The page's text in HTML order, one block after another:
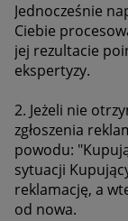
Jednocześnie
Ciebie
jej rezultacie
ekspertyzy.
2. Jeżeli nie
zgłoszenia
powodu: "
sytuacji
reklamację, a
od nowa.